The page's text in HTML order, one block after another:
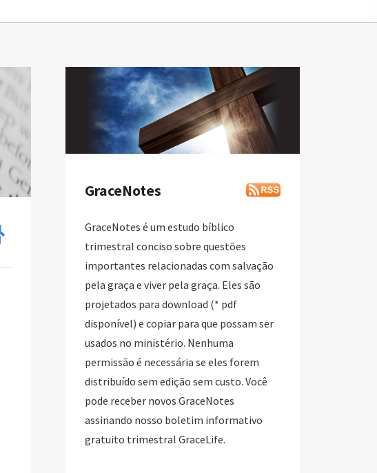
GraceNotes
GraceNotes é um estudo bíblico
trimestral conciso sobre questões
importantes relacionadas com salvação
pela graça e viver pela graça. Eles são
projetados para download (* pdf
disponível) e copiar para que possam ser
usados no ministério. Nenhuma
permissão é necessária se eles forem
distribuído sem edição sem custo. Você
pode receber novos GraceNotes
assinando nosso boletim informativo
gratuito trimestral GraceLife.